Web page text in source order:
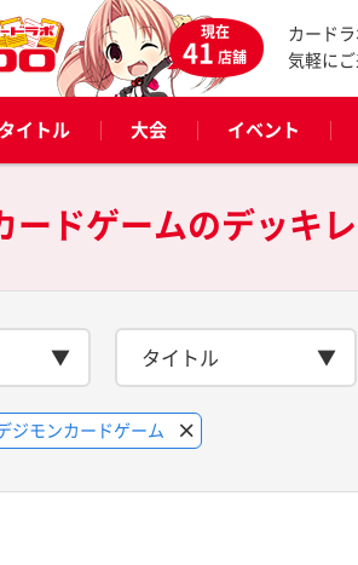
現在
41店舗
カード
気軽に
イトル 大会 イベント
ードゲームのデッキ
タイトル
ジモンカードゲーム